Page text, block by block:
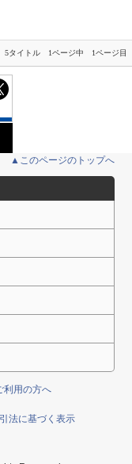
5タイトル 1ページ中 1ページ目
▲このページのトップへ
利用の方へ
法に基づく表示